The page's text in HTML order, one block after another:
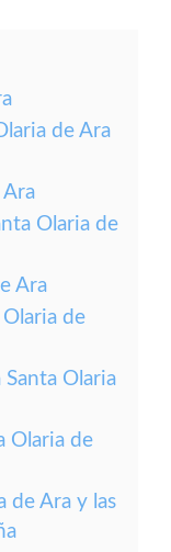
de Ara
Olaria de
Ara
Olaria de
Santa Olaria
Olaria de
de Ara y las